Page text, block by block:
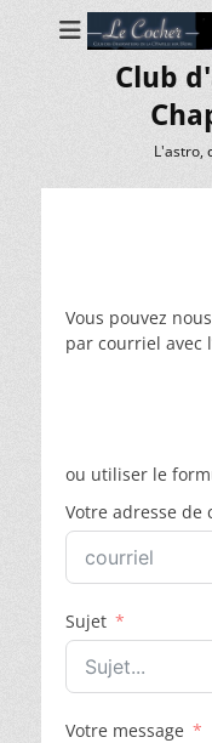
Club
L'astro,
Vous pouvez
par courriel avec
ou utiliser le
Votre adresse de
Sujet
Votre message